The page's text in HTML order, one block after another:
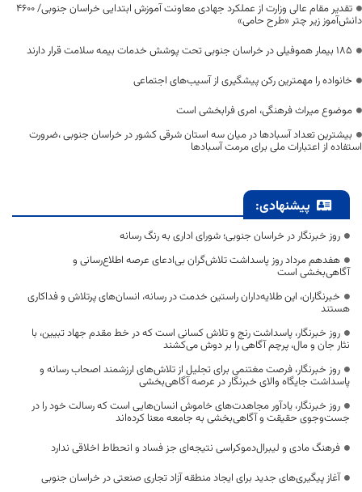
تقدیر مقام عالی وزارت از عملکرد جهادی معاونت آموزش ابتدایی خراسان جنوبی/ ۴۶۰۰
دانش‌آموز زیر چتر «طرح حامی»
۱۸۵ بیمار هموفیلی در خراسان جنوبی تحت پوشش خدمات بیمه سلامت قرار دارند
خانواده را مهمترین رکن پیشگیری از آسیب‌های اجتماعی
موضوع میراث فرهنگی، امری فرابخشی است
بیشترین تعداد آسبادها در میان سه استان شرقی کشور در خراسان جنوبی ،ضرورت
استفاده از اعتبارات ملی برای مرمت آسبادها
پیشنهادی:
روز خبرنگار در خراسان جنوبی؛ شورای اداری به رنگ رسانه
هفدهم مرداد روز پاسداشت تلاش‌گران بی‌ادعای عرصه اطلاع‌رسانی و
آگاهی‌بخشی است
خبرنگاران، این طلایه‌داران راستین خدمت در رسانه، انسان‌های پرتلاش و فداکاری
هستند
روز خبرنگار، پاسداشت رنج و تلاش کسانی است که در خط مقدم جهاد تبیین، با
نثار جان و مال، پرچم آگاهی را بر دوش می‌کشند
روز خبرنگار، فرصت مغتنمی برای تجلیل از تلاش‌های ارزشمند اصحاب رسانه و
پاسداشت جایگاه والای خبرنگار در عرصه آگاهی‌بخشی
روز خبرنگار، یادآور مجاهدت‌های خاموش انسان‌هایی است که رسالت خود را در
جست‌وجوی حقیقت و آگاهی‌بخشی به جامعه معنا کرده‌اند
فرهنگ مادی و لیبرال‌دموکراسی نتیجه‌ای جز فساد و انحطاط اخلاقی ندارد
آغاز پیگیری‌های جدید برای ایجاد منطقه آزاد تجاری صنعتی در خراسان جنوبی